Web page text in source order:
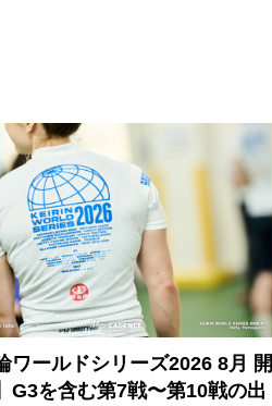
ワールドシリーズ2026 8月 開
G3を含む第7戦〜第10戦の出